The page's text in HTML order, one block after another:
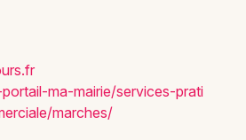
Val de Loire
.fr
rtail-ma-mairie/services-prati
ciale/marches/